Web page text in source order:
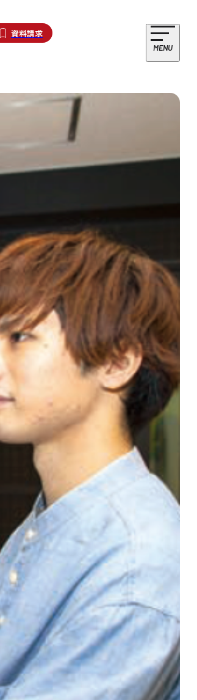
資料請求
MENU